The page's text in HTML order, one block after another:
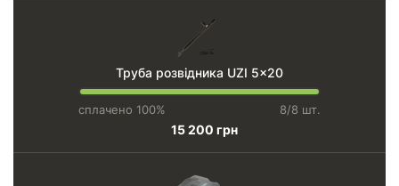
Труба розвідника UZI 5x20
сплачено 100% 8/8 шт.
15 200 грн